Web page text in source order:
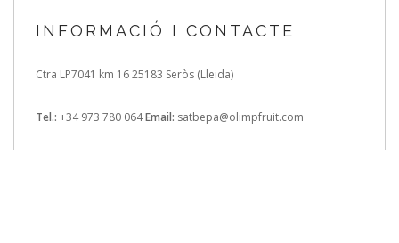
INFORMACIÓ I CONTACTE
Ctra LP7041 km 1625183 Seròs (Lleida)
Tel.: +34 973 780 064Email: satbepa@olimpfruit.com